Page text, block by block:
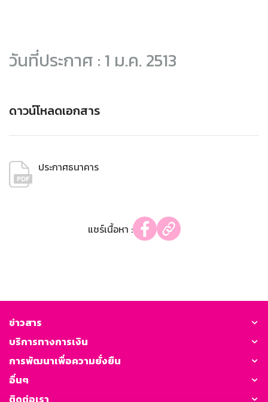
วันที่ประกาศ : 1 ม.ค. 2513
ดาวน์โหลดเอกสาร
ประกาศธนาคาร
แชร์เนื้อหา :
ข่าวสาร
บริการทางการเงิน
การพัฒนาเพื่อความยั่งยืน
อื่นๆ